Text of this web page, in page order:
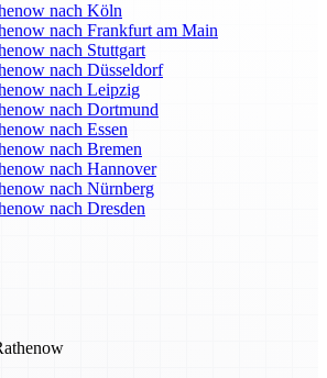
nach Köln
nach Frankfurt am Main
nach Stuttgart
nach Düsseldorf
nach Leipzig
nach Dortmund
nach Essen
nach Bremen
nach Hannover
nach Nürnberg
nach Dresden